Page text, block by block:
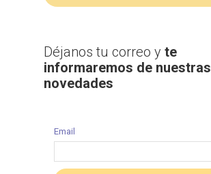
Déjanos tu correo y te
informaremos de nuestras
novedades